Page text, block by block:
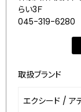
らい3Ｆ
045-319-6280
取扱ブランド
エクシード / ア